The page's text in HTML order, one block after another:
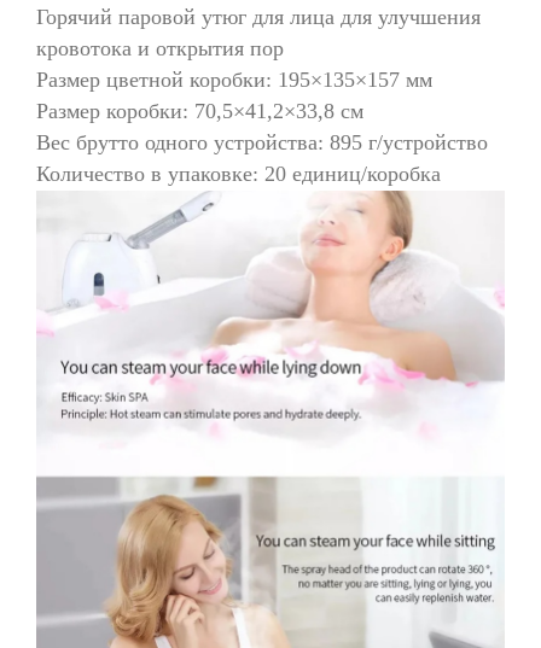
Горячий паровой утюг для лица для улучшения
кровотока и открытия пор
Размер цветной коробки: 195×135×157 мм
Размер коробки: 70,5×41,2×33,8 см
Вес брутто одного устройства: 895 г/устройство
Количество в упаковке: 20 единиц/коробка